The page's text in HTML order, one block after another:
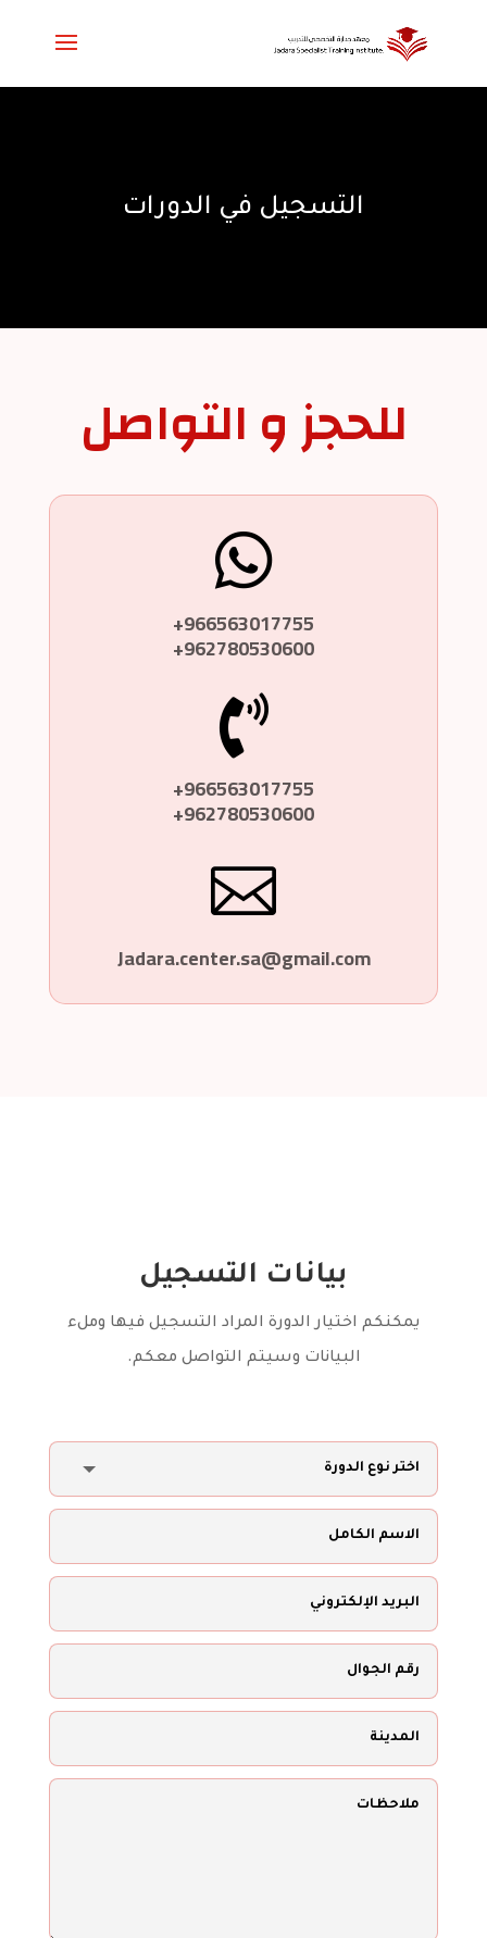
التسجيل في الدورات
للحجز و التواصل

966563017755+
962780530600+

966563017755+
962780530600+

Jadara.center.sa@gmail.com
بيانات التسجيل
يمكنكم اختيار الدورة المراد التسجيل فيها وملء
البيانات وسيتم التواصل معكم.